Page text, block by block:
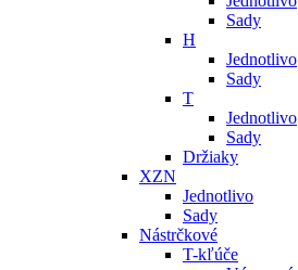
Sady
H
Jednotlivo
Sady
T
Jednotlivo
Sady
Držiaky
XZN
Jednotlivo
Sady
Nástrčkové
T-kľúče